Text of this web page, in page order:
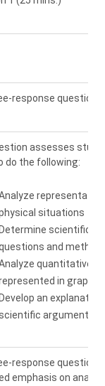
response question
assesses
do the following:
situations
Determine scientific
and
quantitative
in graphs
Develop an explanation
argument
response question,
emphasis on